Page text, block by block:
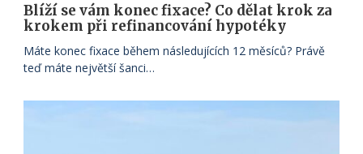
Blíží se vám konec fixace? Co dělat krok za
krokem při refinancování hypotéky
Máte konec fixace během následujících 12 měsíců? Právě
teď máte největší šanci…